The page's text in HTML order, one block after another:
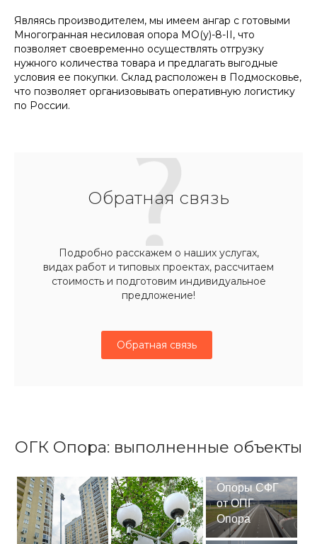
Являясь производителем, мы имеем ангар с готовыми
Многогранная несиловая опора МО(у)-8-II, что
позволяет своевременно осуществлять отгрузку
нужного количества товара и предлагать выгодные
условия ее покупки. Склад расположен в Подмосковье,
что позволяет организовывать оперативную логистику
по России.
Обратная связь
Подробно расскажем о наших услугах,
видах работ и типовых проектах, рассчитаем
стоимость и подготовим индивидуальное
предложение!
Обратная связь
ОГК Опора: выполненные объекты
Опоры СФГ
от ОПГ
Опора